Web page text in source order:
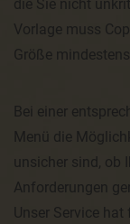
die Sie nicht
Vorlage muss
Größe
Bei einer
Menü die
unsicher sind, ob
Anforderungen
Unser Service
und
Provider (ISP)
aus
im eigenen
Rechtsverletzung
erfolgt keine
Weitergabe nicht
dient.